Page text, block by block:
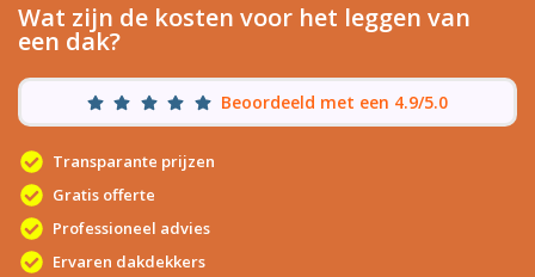
Wat zijn de kosten voor het leggen van
een dak?
Beoordeeld met een 4.9/5.0
Transparante prijzen
Gratis offerte
Professioneel advies
Ervaren dakdekkers